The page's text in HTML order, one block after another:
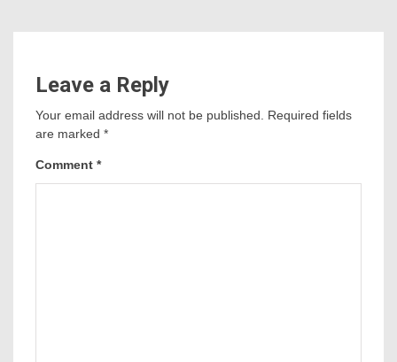
Leave a Reply
Your email address will not be published. Required fields
are marked *
Comment *